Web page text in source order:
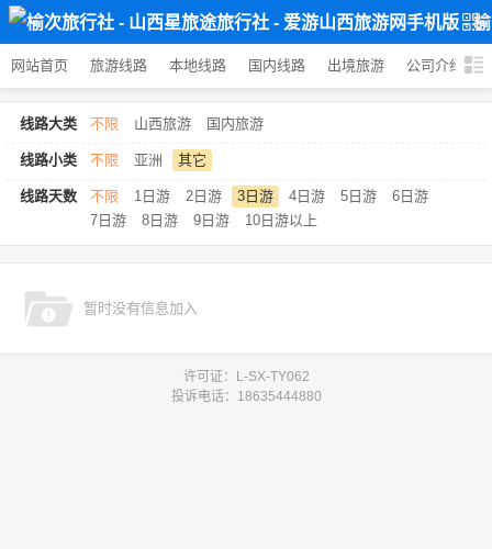
网站首页 旅游线路 本地线路 国内线路 出境旅游 公司介绍
线路大类 不限 山西旅游 国内旅游
线路小类 不限 亚洲 其它
线路天数 不限 1日游 2日游 3日游 4日游 5日游
6日游
7日游
8日游 9日游 10日游以上
暂时没有信息加入
许可证：L-SX-TY062
投诉电话：18635444880